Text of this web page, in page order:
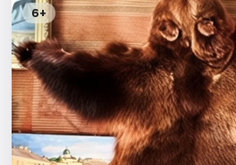
Выставки
Квесты
Экскурсии
Спорт
6+